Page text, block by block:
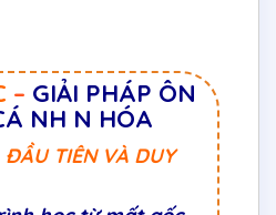
– GIẢI PHÁP ÔN
NH N HÓA
ĐẦU TIÊN VÀ DUY